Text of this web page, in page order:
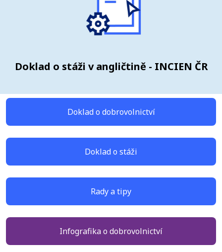
Doklad o stáži v angličtině - INCIEN ČR
Doklad o dobrovolnictví
Doklad o stáži
Rady a tipy
Infografika o dobrovolnictví